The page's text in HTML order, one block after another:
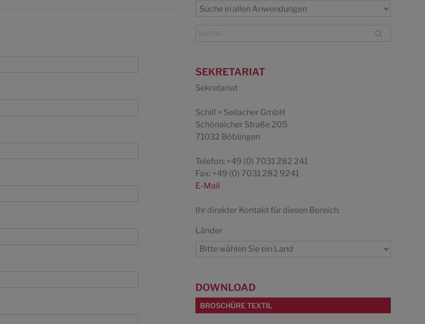
SEKRETARIAT
Sekretariat
Schill + Seilacher GmbH
Schönaicher Straße 205
71032 Böblingen
Telefon: +49 (0) 7031 282 241
Fax: +49 (0) 7031 282 9241
E-Mail
Ihr direkter Kontakt für diesen Bereich:
Länder
DOWNLOAD
BROSCHÜRE TEXTIL